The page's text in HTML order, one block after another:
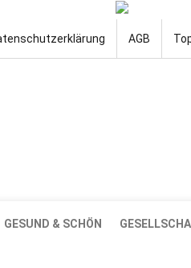
AGB
GESUND & SCHÖN